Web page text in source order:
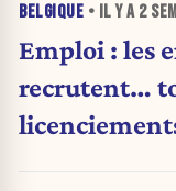
BELGIQUE • IL Y A 2
Emploi : les
recrutent…